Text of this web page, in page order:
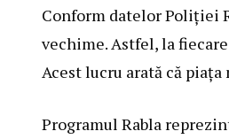
Conform datelor Poliției
vechime. Astfel, la
Acest lucru arată că
Programul Rabla